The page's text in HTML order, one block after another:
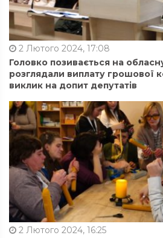
2 Лютого 2024, 17:08
Головко позивається на
розглядали виплату грошової
виклик на допит депутатів
2 Лютого 2024, 16:25